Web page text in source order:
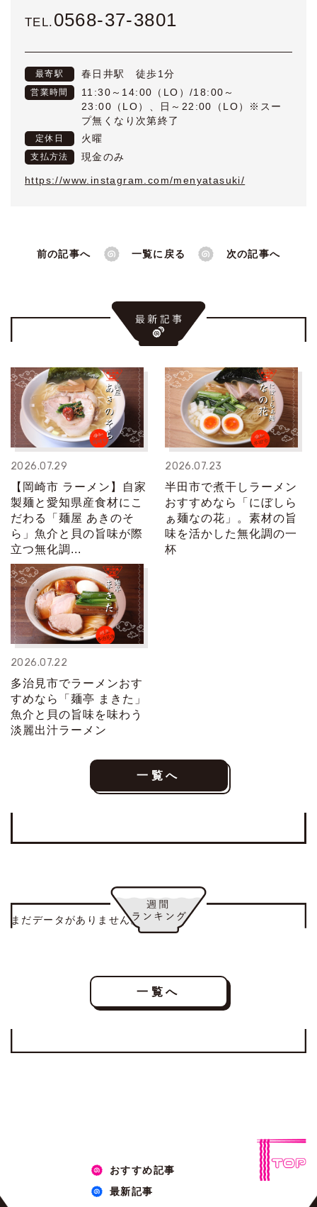
TEL. 0568-37-3801
最寄駅 春日井駅 徒歩1分
営業時間
11:30～14:00（LO）/18:00～
23:00（LO）、日～22:00（LO）※スー
プ無くなり次第終了
定休日 火曜
支払方法 現金のみ
https://www.instagram.com/menyatasuki/
前の記事へ 一覧に戻る 次の記事へ
2026.07.29
【岡崎市 ラーメン】自家
製麺と愛知県産食材にこ
だわる「麺屋 あきのそ
ら」魚介と貝の旨味が際
立つ無化調...
2026.07.23
半田市で煮干しラーメン
おすすめなら「にぼしら
ぁ麺なの花」。素材の旨
味を活かした無化調の一
杯
2026.07.22
多治見市でラーメンおす
すめなら「麺亭 まきた」
魚介と貝の旨味を味わう
淡麗出汁ラーメン
一覧へ
まだデータがありません。
一覧へ
おすすめ記事
最新記事